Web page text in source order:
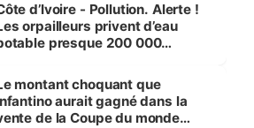
d’Ivoire - Pollution. Alerte !
orpailleurs privent d’eau
presque 200 000
montant choquant que
aurait gagné dans la
de la Coupe du monde